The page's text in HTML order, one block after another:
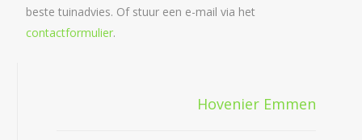
beste tuinadvies. Of stuur een e-mail via het
contactformulier.
Hovenier Emmen